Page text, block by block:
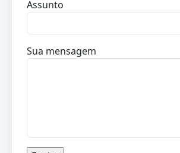
Assunto
Sua mensagem